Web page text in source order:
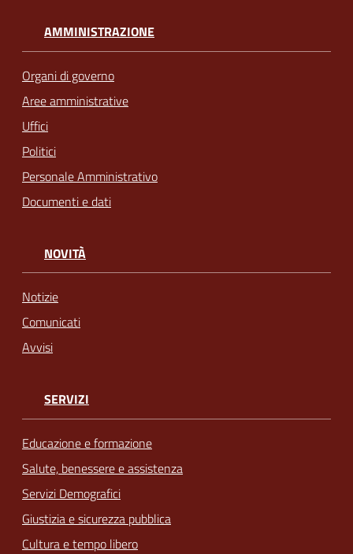
AMMINISTRAZIONE
Organi di governo
Aree amministrative
Uffici
Politici
Personale Amministrativo
Documenti e dati
NOVITÀ
Notizie
Comunicati
Avvisi
SERVIZI
Educazione e formazione
Salute, benessere e assistenza
Servizi Demografici
Giustizia e sicurezza pubblica
Cultura e tempo libero